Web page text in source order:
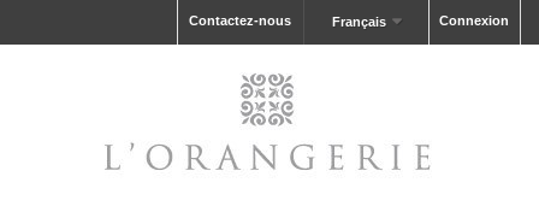
Connexion
Français
Contactez-nous